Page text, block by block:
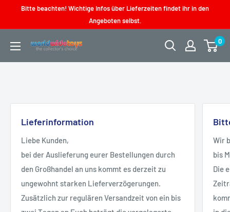
Bitte beachten! Wichtige Infos über Lieferzeiten findet ihr in den
Angeboten selbst.
worldwidetoys
0
Lieferinformation
Liebe Kunden,
bei der Auslieferung eurer Bestellungen durch
den Großhandel an uns kommt es derzeit zu
ungewohnt starken Lieferverzögerungen.
Zusätzlich zur regulären Versandzeit von ein bis
Wir
bis
Die